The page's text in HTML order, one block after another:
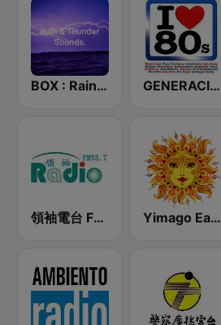
BOX : Rain & Thunder Sounds GENERACIÓN 80s 90s Neltume Chile Radio
領袖電台 FM93.7 Yimago Earth (Relaxation Music Radio)